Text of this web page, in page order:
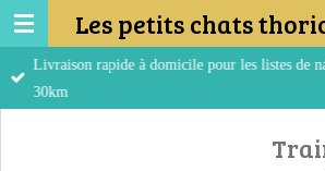
Passer
au
contenu
Les petits chats
Livraison rapide à domicile pour les listes de
30km